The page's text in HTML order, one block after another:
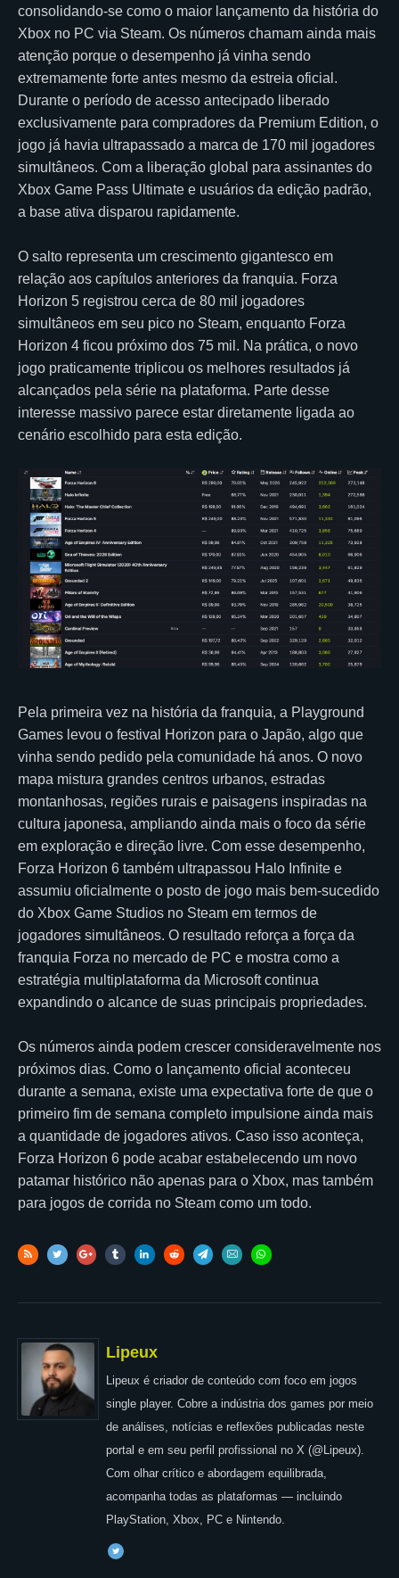
consolidando-se como o maior lançamento da história do
Xbox no PC via Steam. Os números chamam ainda mais
atenção porque o desempenho já vinha sendo
extremamente forte antes mesmo da estreia oficial.
Durante o período de acesso antecipado liberado
exclusivamente para compradores da Premium Edition, o
jogo já havia ultrapassado a marca de 170 mil jogadores
simultâneos. Com a liberação global para assinantes do
Xbox Game Pass Ultimate e usuários da edição padrão,
a base ativa disparou rapidamente.
O salto representa um crescimento gigantesco em
relação aos capítulos anteriores da franquia. Forza
Horizon 5 registrou cerca de 80 mil jogadores
simultâneos em seu pico no Steam, enquanto Forza
Horizon 4 ficou próximo dos 75 mil. Na prática, o novo
jogo praticamente triplicou os melhores resultados já
alcançados pela série na plataforma. Parte desse
interesse massivo parece estar diretamente ligada ao
cenário escolhido para esta edição.
Pela primeira vez na história da franquia, a Playground
Games levou o festival Horizon para o Japão, algo que
vinha sendo pedido pela comunidade há anos. O novo
mapa mistura grandes centros urbanos, estradas
montanhosas, regiões rurais e paisagens inspiradas na
cultura japonesa, ampliando ainda mais o foco da série
em exploração e direção livre. Com esse desempenho,
Forza Horizon 6 também ultrapassou Halo Infinite e
assumiu oficialmente o posto de jogo mais bem-sucedido
do Xbox Game Studios no Steam em termos de
jogadores simultâneos. O resultado reforça a força da
franquia Forza no mercado de PC e mostra como a
estratégia multiplataforma da Microsoft continua
expandindo o alcance de suas principais propriedades.
Os números ainda podem crescer consideravelmente nos
próximos dias. Como o lançamento oficial aconteceu
durante a semana, existe uma expectativa forte de que o
primeiro fim de semana completo impulsione ainda mais
a quantidade de jogadores ativos. Caso isso aconteça,
Forza Horizon 6 pode acabar estabelecendo um novo
patamar histórico não apenas para o Xbox, mas também
para jogos de corrida no Steam como um todo.
Lipeux
Lipeux é criador de conteúdo com foco em jogos
single player. Cobre a indústria dos games por meio
de análises, notícias e reflexões publicadas neste
portal e em seu perfil profissional no X (@Lipeux).
Com olhar crítico e abordagem equilibrada,
acompanha todas as plataformas — incluindo
PlayStation, Xbox, PC e Nintendo.